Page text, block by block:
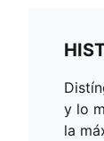
y lo
la